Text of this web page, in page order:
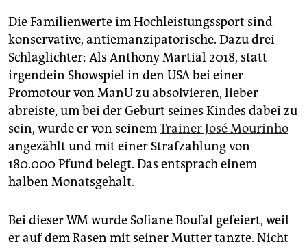
Die Familienwerte im Hochleistungssport sind
konservative, antiemanzipatorische. Dazu drei
Schlaglichter: Als Anthony Martial 2018, statt
irgendein Showspiel in den USA bei einer
Promotour von ManU zu absolvieren, lieber
abreiste, um bei der Geburt seines Kindes dabei zu
sein, wurde er von seinemTrainer José Mourinho
angezählt und mit einer Strafzahlung von
180.000 Pfund belegt. Das entsprach einem
halben Monatsgehalt.
Bei dieser WM wurde So­fiane Boufal gefeiert, weil
er auf dem Rasen mit seiner Mutter tanzte. Nicht